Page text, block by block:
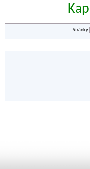
Stránky